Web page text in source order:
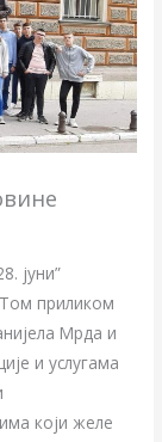
јуни”
Том приликом
Мрда и
и услугама
који желе